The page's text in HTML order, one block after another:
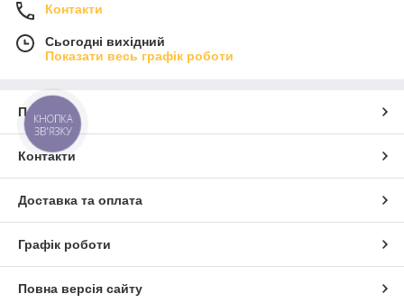
Контакти
Сьогодні вихідний
Показати весь графік роботи
Про нас
Контакти
Доставка та оплата
Графік роботи
Повна версія сайту
КНОПКА
ЗВ'ЯЗКУ